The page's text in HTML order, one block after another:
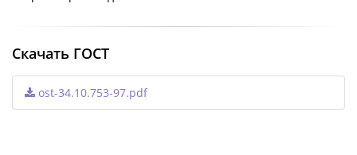
Скачать ГОСТ
ost-34.10.753-97.pdf